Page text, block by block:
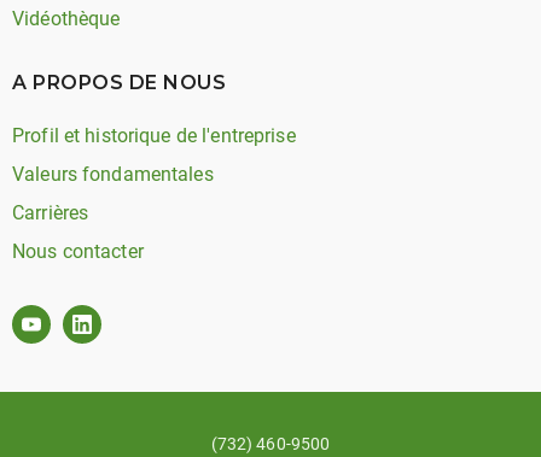
Vidéothèque
A PROPOS DE NOUS
Profil et historique de l'entreprise
Valeurs fondamentales
Carrières
Nous contacter
(732) 460-9500